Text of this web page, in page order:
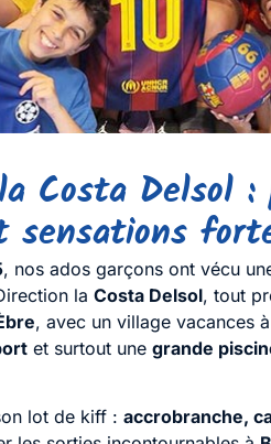
Costa Delsol
sensations
, nos ados garçons ont vécu
la Costa Delsol, tout
, avec un village vacances
et surtout une grande
lot de kiff : accrobranche,